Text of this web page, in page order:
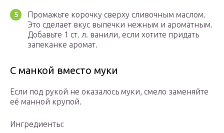
Промажьте корочку сверху сливочным маслом.
Это сделает вкус выпечки нежным и ароматным.
Добавьте 1 ст. л. ванили, если хотите придать
запеканке аромат.
С манкой вместо муки
Если под рукой не оказалось муки, смело заменяйте
её манной крупой.
Ингредиенты: